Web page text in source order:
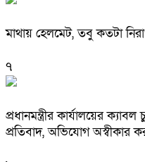
মাথায় হেলমেট, তবু কতটা
৭
প্রধানমন্ত্রীর কার্যালয়ের
প্রতিবাদ, অভিযোগ অস্বীকার